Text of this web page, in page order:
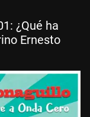
¿Qué ha
Ernesto